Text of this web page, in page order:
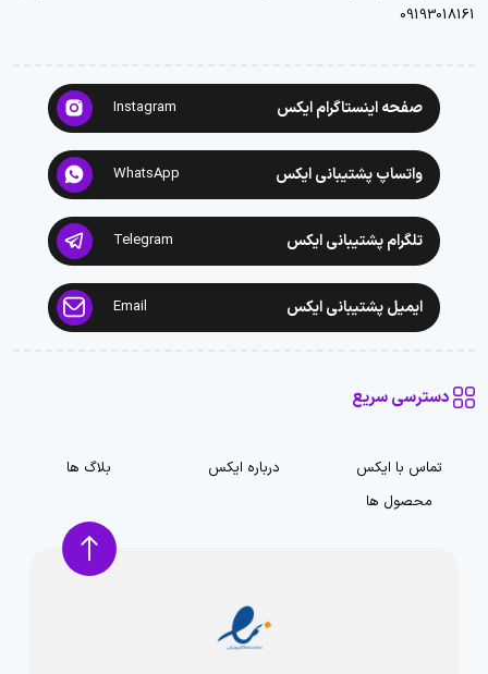
09193018161
صفحه اینستاگرام ایکس Instagram
واتساپ پشتیبانی ایکس WhatsApp
تلگرام پشتیبانی ایکس Telegram
ایمیل پشتیبانی ایکس Email
دسترسی سریع
تماس با ایکس درباره ایکس
بلاگ ها
محصول ها